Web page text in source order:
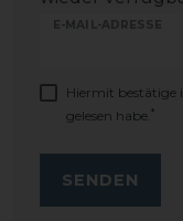
E-MAIL-ADRESSE
Hiermit bestätige
gelesen habe. *
SENDEN